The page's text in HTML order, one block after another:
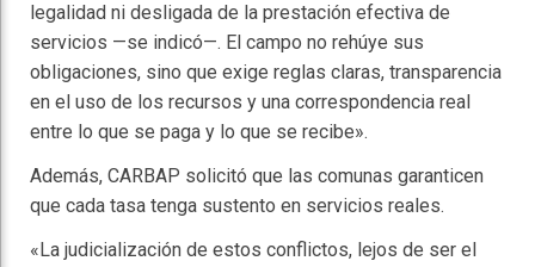
legalidad ni desligada de la prestación efectiva de
servicios —se indicó—. El campo no rehúye sus
obligaciones, sino que exige reglas claras, transparencia
en el uso de los recursos y una correspondencia real
entre lo que se paga y lo que se recibe».
Además, CARBAP solicitó que las comunas garanticen
que cada tasa tenga sustento en servicios reales.
«La judicialización de estos conflictos, lejos de ser el